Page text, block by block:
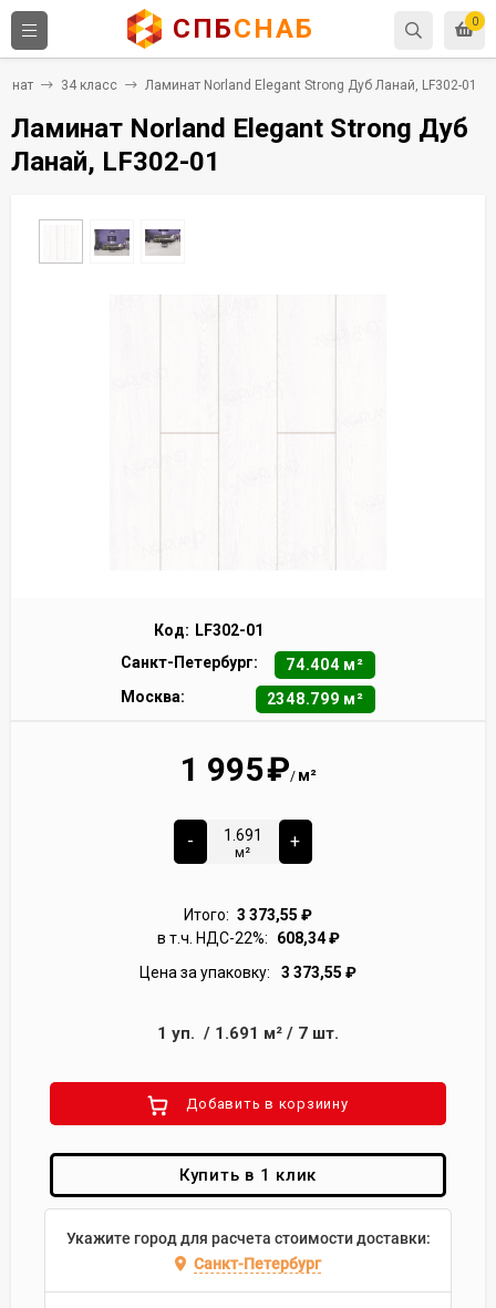
0
СПБСНАБ
34 класс Ламинат Norland Elegant Strong Дуб Ланай, LF302-01
Ламинат Norland Elegant Strong Дуб
Ланай, LF302-01
Код: LF302-01
Санкт-Петербург:
74.404 м²
Москва:
2348.799 м²
1 995₽/ м²
-
м²
+
Итого: 3 373,55 ₽
в т.ч. НДС-22%:
608,34₽
Цена за упаковку:
3 373,55 ₽
1 уп. / 1.691 м² / 7 шт.
Добавить в корзиину
Купить в 1 клик
Укажите город для расчета стоимости доставки:
Санкт-Петербург